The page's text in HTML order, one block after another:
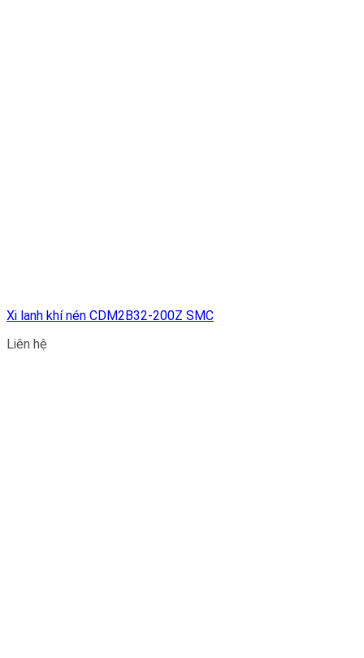
Xi lanh khí nén CDM2B32-200Z SMC
Liên hệ